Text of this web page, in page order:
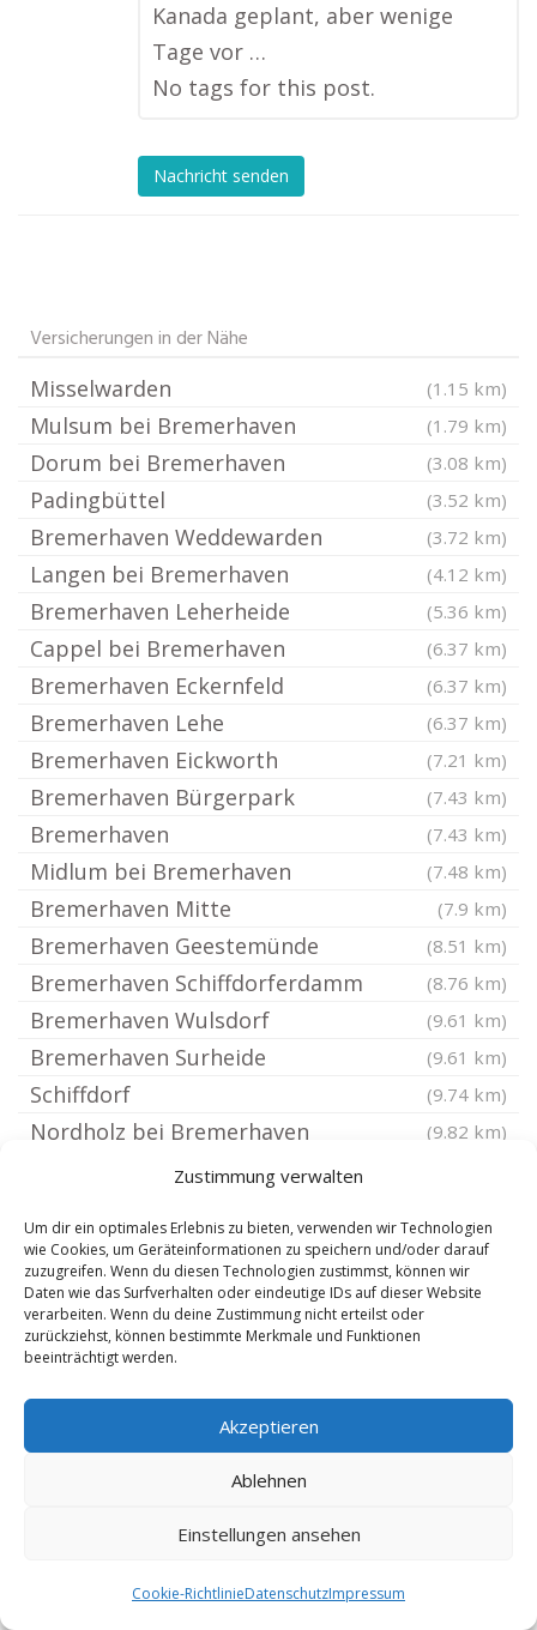
Zustimmung verwalten
Um dir ein optimales Erlebnis zu bieten, verwenden wir Technologien
wie Cookies, um Geräteinformationen zu speichern und/oder darauf
zuzugreifen. Wenn du diesen Technologien zustimmst, können wir
Daten wie das Surfverhalten oder eindeutige IDs auf dieser Website
verarbeiten. Wenn du deine Zustimmung nicht erteilst oder
zurückziehst, können bestimmte Merkmale und Funktionen
beeinträchtigt werden.
Akzeptieren
Ablehnen
Einstellungen ansehen
Cookie-RichtlinieDatenschutzImpressum
Kanada geplant, aber wenige
Tage vor …
No tags for this post.
Nachricht senden
Versicherungen in der Nähe
Misselwarden (1.15 km)
Mulsum bei Bremerhaven (1.79 km)
Dorum bei Bremerhaven (3.08 km)
Padingbüttel (3.52 km)
Bremerhaven Weddewarden (3.72 km)
Langen bei Bremerhaven (4.12 km)
Bremerhaven Leherheide (5.36 km)
Cappel bei Bremerhaven (6.37 km)
Bremerhaven Eckernfeld (6.37 km)
Bremerhaven Lehe (6.37 km)
Bremerhaven Eickworth (7.21 km)
Bremerhaven Bürgerpark (7.43 km)
Bremerhaven (7.43 km)
Midlum bei Bremerhaven (7.48 km)
Bremerhaven Mitte (7.9 km)
Bremerhaven Geestemünde (8.51 km)
Bremerhaven Schiffdorferdamm (8.76 km)
Bremerhaven Wulsdorf (9.61 km)
Bremerhaven Surheide (9.61 km)
Schiffdorf (9.74 km)
Nordholz bei Bremerhaven (9.82 km)
Bremerhaven Schiffdorf
Nordenham (10.45 km)
Drangstedt (10.5 km)
Elmlohe (10.62 km)
Flögeln
Kührstedt